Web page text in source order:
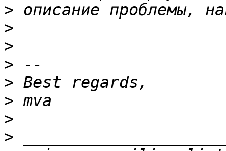
>
>
>
>
>
>
>
>